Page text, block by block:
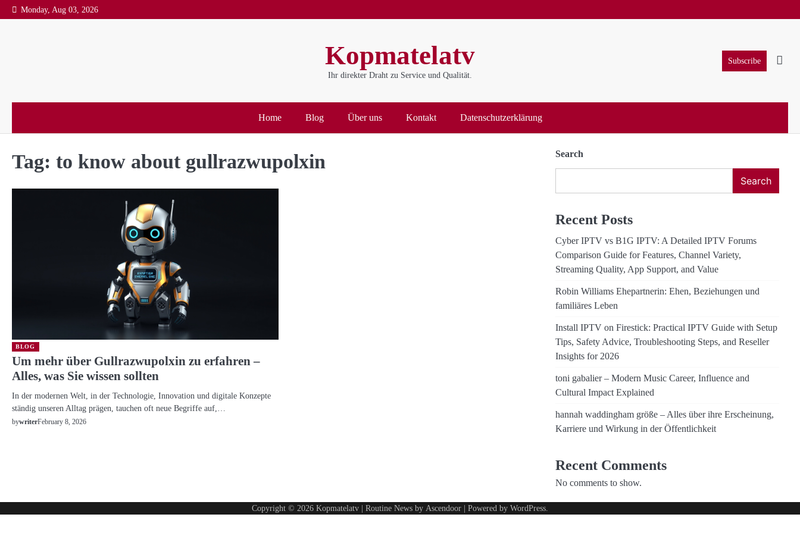
Skip
to
Monday, Aug 03, 2026
Kopmatelatv
Ihr direkter Draht zu Service und Qualität.
Subscribe
Home Blog Über uns Kontakt Datenschutzerklärung
Tag: to know about gullrazwupolxin
BLOG
Um mehr über Gullrazwupolxin zu erfahren –
Alles, was Sie wissen sollten
In der modernen Welt, in der Technologie, Innovation und digitale Konzepte
ständig unseren Alltag prägen, tauchen oft neue Begriffe auf,…
bywriterFebruary 8, 2026
Search
Search
Recent Posts
Cyber IPTV vs B1G IPTV: A Detailed IPTV Forums
Comparison Guide for Features, Channel Variety,
Streaming Quality, App Support, and Value
Robin Williams Ehepartnerin: Ehen, Beziehungen und
familiäres Leben
Install IPTV on Firestick: Practical IPTV Guide with Setup
Tips, Safety Advice, Troubleshooting Steps, and Reseller
Insights for 2026
toni gabalier – Modern Music Career, Influence and
Cultural Impact Explained
hannah waddingham größe – Alles über ihre Erscheinung,
Karriere und Wirkung in der Öffentlichkeit
Recent Comments
No comments to show.
Copyright © 2026 Kopmatelatv | Routine News by Ascendoor | Powered by WordPress